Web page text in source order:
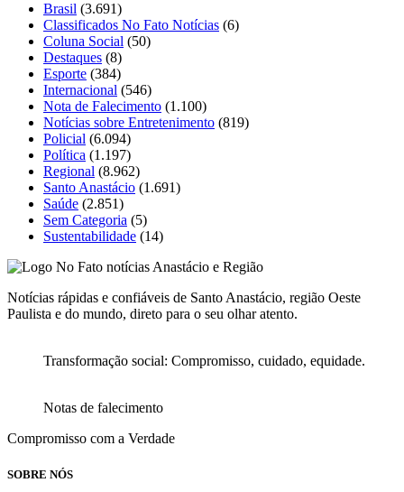
Brasil (3.691)
Classificados No Fato Notícias (6)
Coluna Social (50)
Destaques (8)
Esporte (384)
Internacional (546)
Nota de Falecimento (1.100)
Notícias sobre Entretenimento (819)
Policial (6.094)
Política (1.197)
Regional (8.962)
Santo Anastácio (1.691)
Saúde (2.851)
Sem Categoria (5)
Sustentabilidade (14)
Notícias rápidas e confiáveis de Santo Anastácio, região Oeste
Paulista e do mundo, direto para o seu olhar atento.
Transformação social: Compromisso, cuidado, equidade.
Notas de falecimento
Compromisso com a Verdade
SOBRE NÓS